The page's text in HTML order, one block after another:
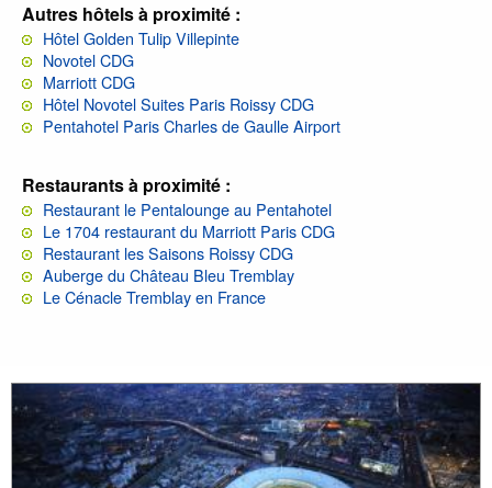
Autres hôtels à proximité :
Hôtel Golden Tulip Villepinte
Novotel CDG
Marriott CDG
Hôtel Novotel Suites Paris Roissy CDG
Pentahotel Paris Charles de Gaulle Airport
Restaurants à proximité :
Restaurant le Pentalounge au Pentahotel
Le 1704 restaurant du Marriott Paris CDG
Restaurant les Saisons Roissy CDG
Auberge du Château Bleu Tremblay
Le Cénacle Tremblay en France